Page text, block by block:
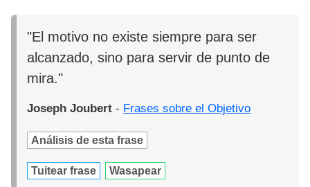
"El motivo no existe siempre para ser
alcanzado, sino para servir de punto de
mira."
Joseph Joubert - Frases sobre el Objetivo
Análisis de esta frase
Tuitear frase Wasapear